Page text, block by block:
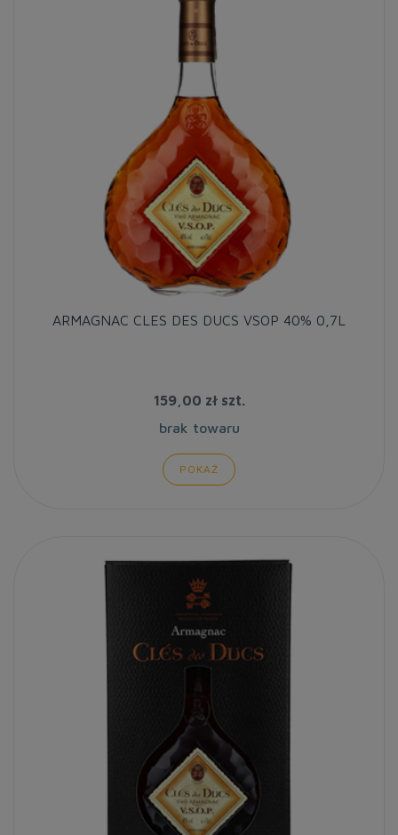
ARMAGNAC CLES DES DUCS VSOP 40% 0,7L
159,00 złszt.
brak towaru
POKAŻ